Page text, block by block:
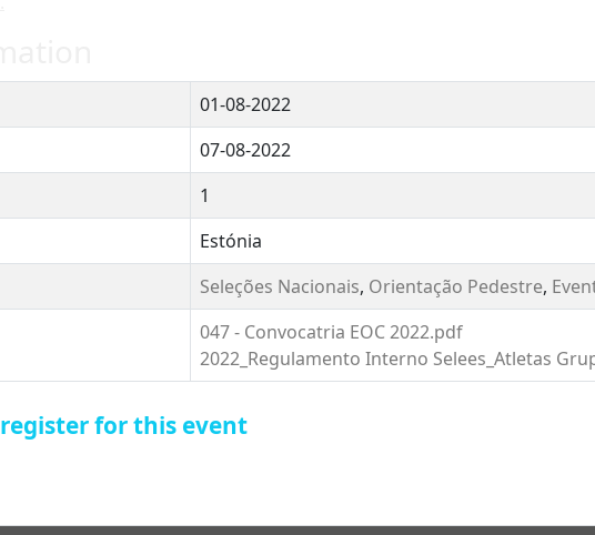
01-08-2022
07-08-2022
1
Estónia
Seleções Nacionais, Orientação Pedestre,
047 - Convocatria EOC 2022.pdf
2022_Regulamento Interno Selees_Atletas
for this event